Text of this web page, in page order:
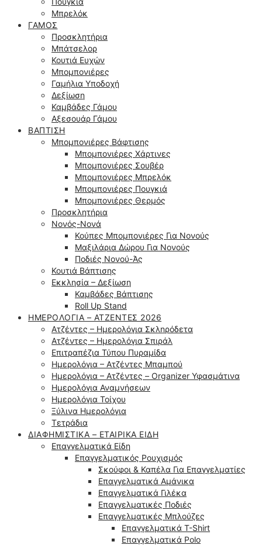
Μπρελόκ
ΓΆΜΟΣ
Προσκλητήρια
Μπάτσελορ
Κουτιά Ευχών
Μπομπονιέρες
Γαμήλια Υποδοχή
Δεξίωση
Καμβάδες Γάμου
Αξεσουάρ Γάμου
ΒΆΠΤΙΣΗ
Μπομπονιέρες Βάφτισης
Μπομπονιέρες Χάρτινες
Μπομπονιέρες Σουβέρ
Μπομπονιέρες Μπρελόκ
Μπομπονιέρες Πουγκιά
Μπομπονιέρες Θερμός
Προσκλητήρια
Νονός-Νονά
Κούπες Μπομπονιέρες Για Νονούς
Μαξιλάρια Δώρου Για Νονούς
Ποδιές Νονού-Άς
Κουτιά Βάπτισης
Εκκλησία – Δεξίωση
Καμβάδες Βάπτισης
Roll Up Stand
ΗΜΕΡΟΛΌΓΙΑ – ΑΤΖΈΝΤΕΣ 2026
Ατζέντες – Ημερολόγια Σκληρόδετα
Ατζέντες – Ημερολόγια Σπιράλ
Επιτραπέζια Τύπου Πυραμίδα
Ημερολόγια – Ατζέντες Μπαμπού
Ημερολόγια – Ατζέντες – Organizer Υφασμάτινα
Ημερολόγια Αναμνήσεων
Ημερολόγια Τοίχου
Ξύλινα Ημερολόγια
Τετράδια
ΔΙΑΦΗΜΙΣΤΙΚΆ – ΕΤΑΙΡΙΚΆ ΕΊΔΗ
Επαγγελματικά Είδη
Επαγγελματικός Ρουχισμός
Σκούφοι & Καπέλα Για Επαγγελματίες
Επαγγελματικά Αμάνικα
Επαγγελματικά Γιλέκα
Επαγγελματικές Ποδιές
Επαγγελματικές Μπλούζες
Επαγγελματικά T-Shirt
Επαγγελματικά Polo